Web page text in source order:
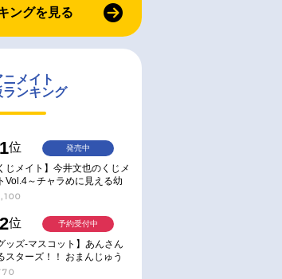
ングを見る
ニメイト
ランキング
1位
じメイト】今井文也のくじメ
Vol.4～チャラめに見える幼
、実は一途で独占欲が強いん
発売中
2位
ッズ-マスコット】あんさん
スターズ！！ おまんじゅう
にぎマスコット ねくすと2
予約受付中